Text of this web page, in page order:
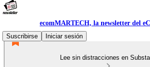
ecomMARTECH, la newsletter del
Suscribirse
Iniciar sesión
Lee sin distracciones en